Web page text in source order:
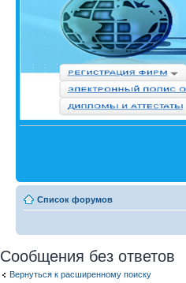
Список форумов
Сообщения без ответов
Вернуться к расширенному поиску